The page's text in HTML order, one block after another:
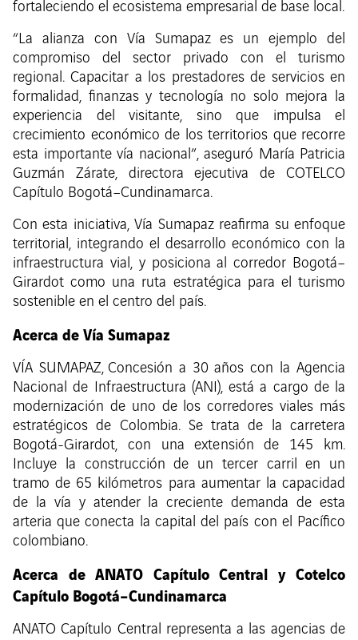
fortaleciendo el ecosistema empresarial de base local.
“La alianza con Vía Sumapaz es un ejemplo del
compromiso del sector privado con el turismo
regional. Capacitar a los prestadores de servicios en
formalidad, finanzas y tecnología no solo mejora la
experiencia del visitante, sino que impulsa el
crecimiento económico de los territorios que recorre
esta importante vía nacional”, aseguró María Patricia
Guzmán Zárate, directora ejecutiva de COTELCO
Capítulo Bogotá–Cundinamarca.
Con esta iniciativa, Vía Sumapaz reafirma su enfoque
territorial, integrando el desarrollo económico con la
infraestructura vial, y posiciona al corredor Bogotá–
Girardot como una ruta estratégica para el turismo
sostenible en el centro del país.
Acerca de Vía Sumapaz
VÍA SUMAPAZ, Concesión a 30 años con la Agencia
Nacional de Infraestructura (ANI), está a cargo de la
modernización de uno de los corredores viales más
estratégicos de Colombia. Se trata de la carretera
Bogotá-Girardot, con una extensión de 145 km.
Incluye la construcción de un tercer carril en un
tramo de 65 kilómetros para aumentar la capacidad
de la vía y atender la creciente demanda de esta
arteria que conecta la capital del país con el Pacífico
colombiano.
Acerca de ANATO Capítulo Central y Cotelco
Capítulo Bogotá–Cundinamarca
ANATO Capítulo Central representa a las agencias de